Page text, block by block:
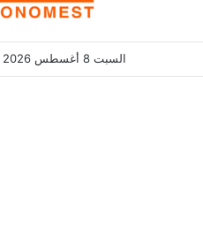
السبت 8 أغسطس 2026